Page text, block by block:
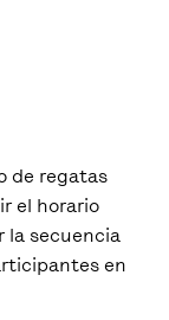
de regatas
el horario
la secuencia
en